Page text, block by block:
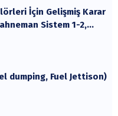
İçin Gelişmiş Karar
Sistem 1-2,
SRK Modeli
dumping, Fuel Jettison)